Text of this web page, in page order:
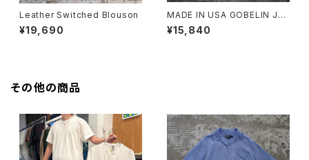
Leather Switched Blouson
¥19,690
MADE IN USA GOBELIN JA
CKET
¥15,840
その他の商品